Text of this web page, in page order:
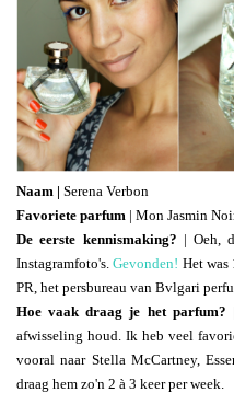
Naam | Serena Verbon
Favoriete parfum | Mon Jasmin
De eerste kennismaking? | Oeh,
Instagramfoto's.Gevonden! Het
PR, het persbureau van Bvlgari
Hoe vaak draag je het parfum?
afwisseling houd. Ik heb veel
vooral naar Stella McCartney,
draag hem zo'n 2 à 3 keer per week.